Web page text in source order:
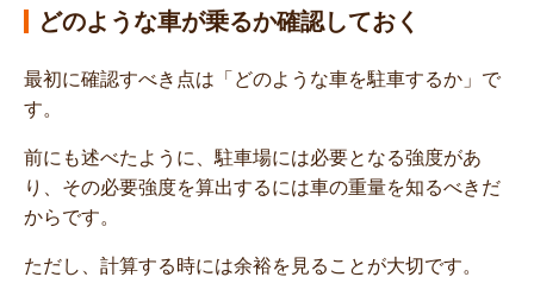
どのような車が乗るか確認しておく
最初に確認すべき点は「どのような車を駐車するか」で
す。
前にも述べたように、駐車場には必要となる強度があ
り、その必要強度を算出するには車の重量を知るべきだ
からです。
ただし、計算する時には余裕を見ることが大切です。